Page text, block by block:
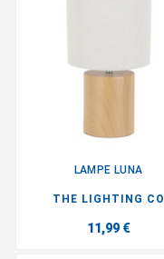
LAMPE LUNA
THE LIGHTING CO
11,99 €